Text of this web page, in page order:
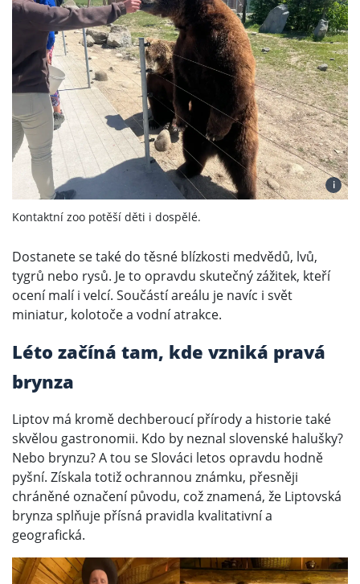
i
Kontaktní zoo potěší děti i dospělé.
Dostanete se také do těsné blízkosti medvědů, lvů,
tygrů nebo rysů. Je to opravdu skutečný zážitek, kteří
ocení malí i velcí. Součástí areálu je navíc i svět
miniatur, kolotoče a vodní atrakce.
Léto začíná tam, kde vzniká pravá
brynza
Liptov má kromě dechberoucí přírody a historie také
skvělou gastronomii. Kdo by neznal slovenské halušky?
Nebo brynzu? A tou se Slováci letos opravdu hodně
pyšní. Získala totiž ochrannou známku, přesněji
chráněné označení původu, což znamená, že Liptovská
brynza splňuje přísná pravidla kvalitativní a
geografická.